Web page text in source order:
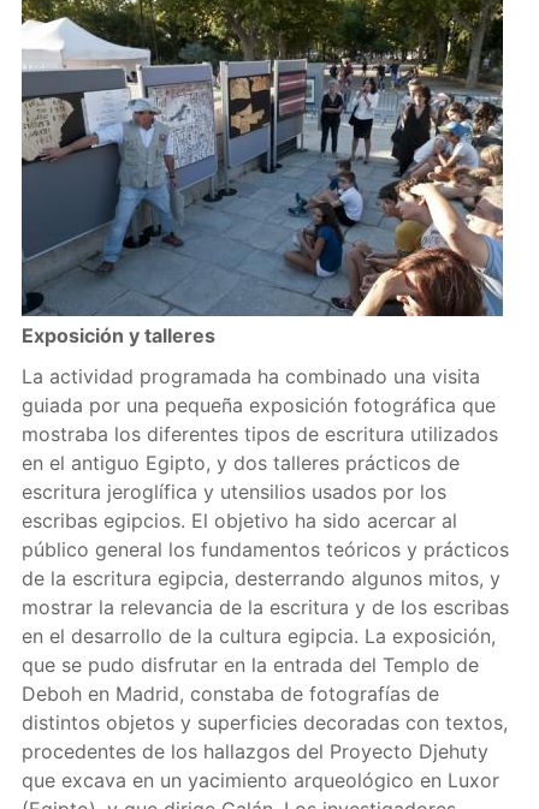
Exposición y talleres
La actividad programada ha combinado una visita
guiada por una pequeña exposición fotográfica que
mostraba los diferentes tipos de escritura utilizados
en el antiguo Egipto, y dos talleres prácticos de
escritura jeroglífica y utensilios usados por los
escribas egipcios. El objetivo ha sido acercar al
público general los fundamentos teóricos y prácticos
de la escritura egipcia, desterrando algunos mitos, y
mostrar la relevancia de la escritura y de los escribas
en el desarrollo de la cultura egipcia. La exposición,
que se pudo disfrutar en la entrada del Templo de
Deboh en Madrid, constaba de fotografías de
distintos objetos y superficies decoradas con textos,
procedentes de los hallazgos del Proyecto Djehuty
que excava en un yacimiento arqueológico en Luxor